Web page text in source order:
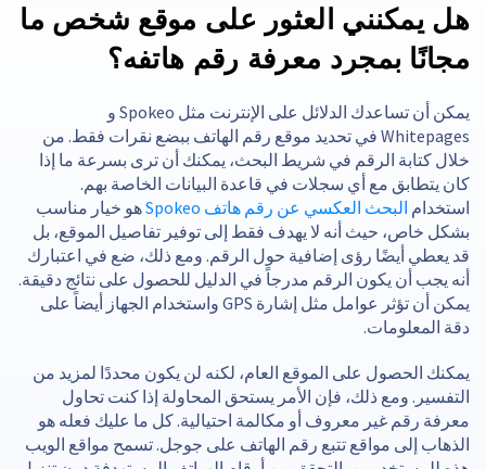
هل يمكنني العثور على موقع شخص ما
مجانًا بمجرد معرفة رقم هاتفه؟
يمكن أن تساعدك الدلائل على الإنترنت مثل Spokeo و
Whitepages في تحديد موقع رقم الهاتف ببضع نقرات فقط. من
خلال كتابة الرقم في شريط البحث، يمكنك أن ترى بسرعة ما إذا
كان يتطابق مع أي سجلات في قاعدة البيانات الخاصة بهم.
استخدام البحث العكسي عن رقم هاتف Spokeo
هو خيار مناسب
بشكل خاص، حيث أنه لا يهدف فقط إلى توفير تفاصيل الموقع، بل
قد يعطي أيضًا رؤى إضافية حول الرقم. ومع ذلك، ضع في اعتبارك
أنه يجب أن يكون الرقم مدرجاً في الدليل للحصول على نتائج دقيقة.
يمكن أن تؤثر عوامل مثل إشارة GPS واستخدام الجهاز أيضاً على
دقة المعلومات.
يمكنك الحصول على الموقع العام، لكنه لن يكون محددًا لمزيد من
التفسير. ومع ذلك، فإن الأمر يستحق المحاولة إذا كنت تحاول
معرفة رقم غير معروف أو مكالمة احتيالية. كل ما عليك فعله هو
الذهاب إلى مواقع تتبع رقم الهاتف على جوجل. تسمح مواقع الويب